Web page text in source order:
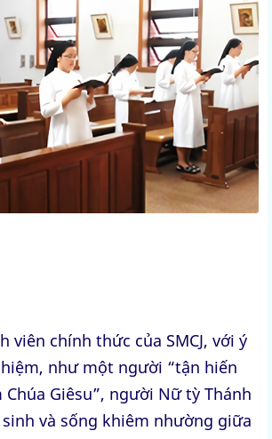
viên chính thức của SMCJ, với ý
như một người “tận hiến
Chúa Giêsu”, người Nữ tỳ Thánh
và sống khiêm nhường giữa